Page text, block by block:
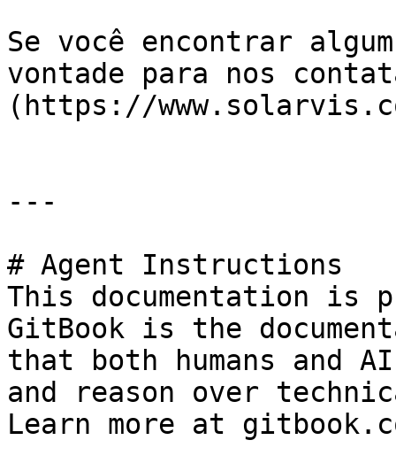
Se você encontrar
vontade para nos
(https://
---
# Agent Instructions
This documentation is
GitBook is the
that both humans and
and reason over
Learn more at